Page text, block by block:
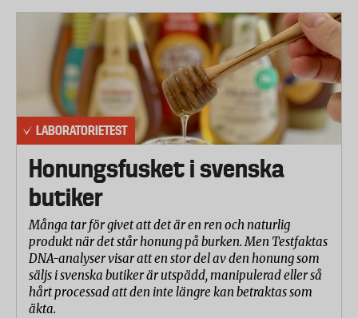
som till exempel hur lätt det är att fylla maskinen
och byta salt och filter. Dessutom undersöktes
maskinernas självrengöringseffekt. Laboratoriet
betygsatte varje del på en 5-gradig skala, där 5 är
Betygsättning
Testresultaten i de olika delmomenten har
betygsatts av Testfakta på en 5-gradig skala, där 5 är
bäst. I totalbetyget har resultaten från de olika
testmomenten viktats samman enligt följande:
Rengöringsförmåga 40%, Torkningsförmåga 20%,
Energiförbrukning 10%, Vattenförbrukning 5%, Tid
15%, Bullernivå 5%, Användarvänlighet 5%.
LABORATORIETEST
Honungsfusket i svenska
butiker
Många tar för givet att det är en ren och naturlig
produkt när det står honung på burken. Men Testfaktas
DNA-analyser visar att en stor del av den honung som
säljs i svenska butiker är utspädd, manipulerad eller så
hårt processad att den inte längre kan betraktas som
äkta.